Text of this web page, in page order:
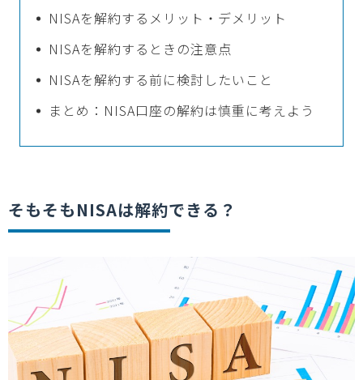
NISAを解約するメリット・デメリット
NISAを解約するときの注意点
NISAを解約する前に検討したいこと
まとめ：NISA口座の解約は慎重に考えよう
そもそもNISAは解約できる？